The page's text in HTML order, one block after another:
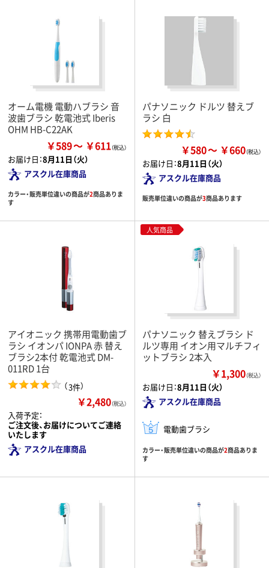
オーム電機 電動ハブラシ 音
波歯ブラシ 乾電池式 Iberis
OHM HB-C22AK
￥589 ￥611
お届け日：8月11日（火）
アスクル在庫商品
カラー・販売単位違いの商品が2商品ありま
す
パナソニック ドルツ 替えブ
ラシ 白
￥580 ￥660
お届け日：8月11日（火）
アスクル在庫商品
販売単位違いの商品が3商品あります
アイオニック 携帯用電動歯ブ
ラシ イオンパ IONPA 赤 替え
ブラシ2本付 乾電池式 DM-
011RD 1台
（3件）
￥2,480（税込）
入荷予定：
ご注文後、お届けについてご連絡
いたします
アスクル在庫商品
人気商品
パナソニック 替えブラシ ド
ルツ専用 イオン用マルチフィ
ットブラシ 2本入
￥1,300（税込）
お届け日：8月11日（火）
アスクル在庫商品
電動歯ブラシ
カラー・販売単位違いの商品が2商品ありま
す